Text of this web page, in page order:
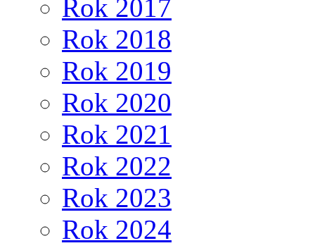
Rok 2017
Rok 2018
Rok 2019
Rok 2020
Rok 2021
Rok 2022
Rok 2023
Rok 2024